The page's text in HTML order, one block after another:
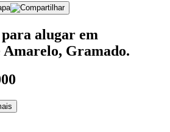
alugar em
Gramado.